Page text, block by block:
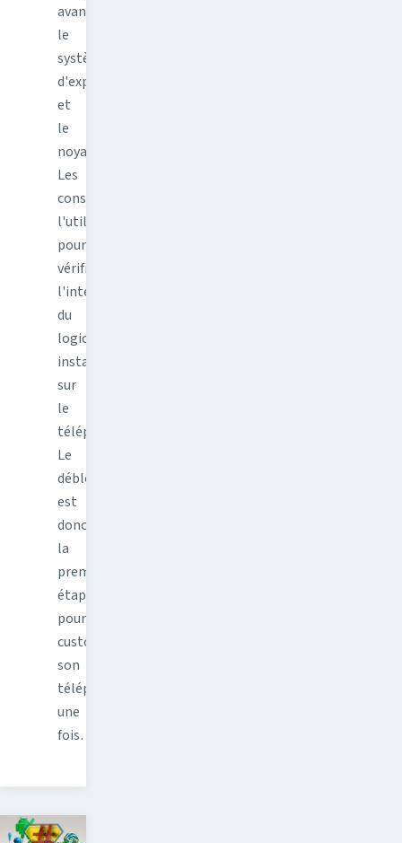
avant
le
système
d'exploitation
et
le
noyau.
Les
constructeurs
l'utilisent
pour
vérifier
l'intégrité
du
logiciel
installé
sur
le
téléphone.
Le
débloquer
est
donc
la
première
étape
pour
customiser
son
téléphone,
une
fois…